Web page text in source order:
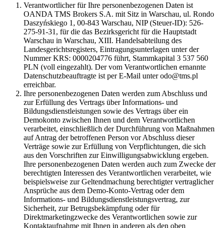
Verantwortlicher für Ihre personenbezogenen Daten ist
OANDA TMS Brokers S.A. mit Sitz in Warschau, ul. Rondo
Daszyńskiego 1, 00-843 Warschau, NIP (Steuer-ID): 526-
275-91-31, für die das Bezirksgericht für die Hauptstadt
Warschau in Warschau, XIII. Handelsabteilung des
Landesgerichtsregisters, Eintragungsunterlagen unter der
Nummer KRS: 0000204776 führt, Stammkapital 3 537 560
PLN (voll eingezahlt). Der vom Verantwortlichen ernannte
Datenschutzbeauftragte ist per E-Mail unter odo@tms.pl
erreichbar.
Ihre personenbezogenen Daten werden zum Abschluss und
zur Erfüllung des Vertrags über Informations- und
Bildungsdienstleistungen sowie des Vertrags über ein
Demokonto zwischen Ihnen und dem Verantwortlichen
verarbeitet, einschließlich der Durchführung von Maßnahmen
auf Antrag der betroffenen Person vor Abschluss dieser
Verträge sowie zur Erfüllung von Verpflichtungen, die sich
aus den Vorschriften zur Einwilligungsabwicklung ergeben.
Ihre personenbezogenen Daten werden auch zum Zwecke der
berechtigten Interessen des Verantwortlichen verarbeitet, wie
beispielsweise zur Geltendmachung berechtigter vertraglicher
Ansprüche aus dem Demo-Konto-Vertrag oder dem
Informations- und Bildungsdienstleistungsvertrag, zur
Sicherheit, zur Betrugsbekämpfung oder für
Direktmarketingzwecke des Verantwortlichen sowie zur
Kontaktaufnahme mit Ihnen in anderen als den oben